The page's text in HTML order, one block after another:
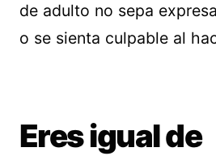
de adulto no sepa
o se sienta culpable al
Eres igual de